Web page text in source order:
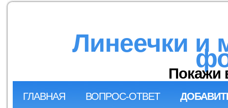
Линеечки и
Покажи
ГЛАВНАЯ ВОПРОС-ОТВЕТ